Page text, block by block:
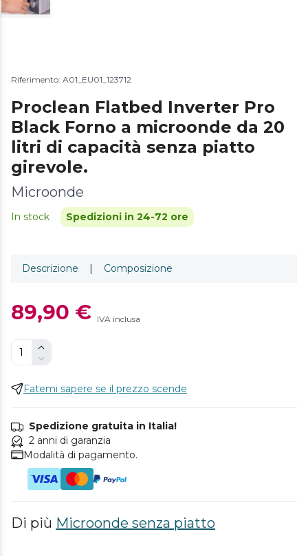
Riferimento: A01_EU01_123712
Proclean Flatbed Inverter Pro
Black Forno a microonde da 20
litri di capacità senza piatto
girevole.
Microonde
In stock Spedizioni in 24-72 ore
Descrizione | Composizione
89,90 € IVA inclusa
Fatemi sapere se il prezzo scende
Spedizione gratuita in Italia!
2 anni di garanzia
Modalità di pagamento.
Di più Microonde senza piatto